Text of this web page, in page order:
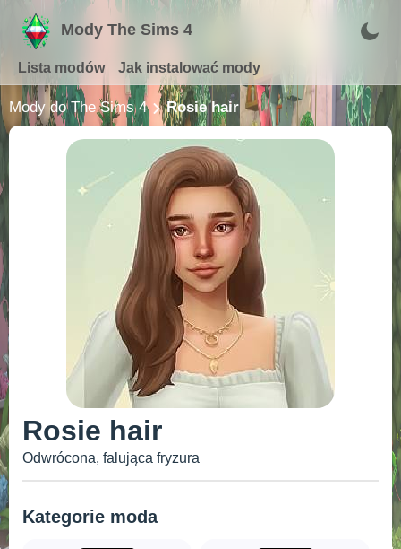
Mody The Sims 4
Lista modów Jak instalować mody
Mody do The Sims 4 Rosie hair
Rosie hair
Odwrócona, falująca fryzura
Kategorie moda